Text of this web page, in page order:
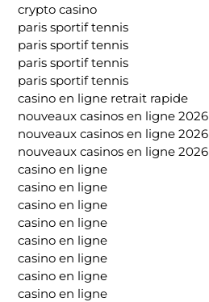
crypto casino
paris sportif tennis
paris sportif tennis
paris sportif tennis
paris sportif tennis
casino en ligne retrait rapide
nouveaux casinos en ligne 2026
nouveaux casinos en ligne 2026
nouveaux casinos en ligne 2026
casino en ligne
casino en ligne
casino en ligne
casino en ligne
casino en ligne
casino en ligne
casino en ligne
casino en ligne